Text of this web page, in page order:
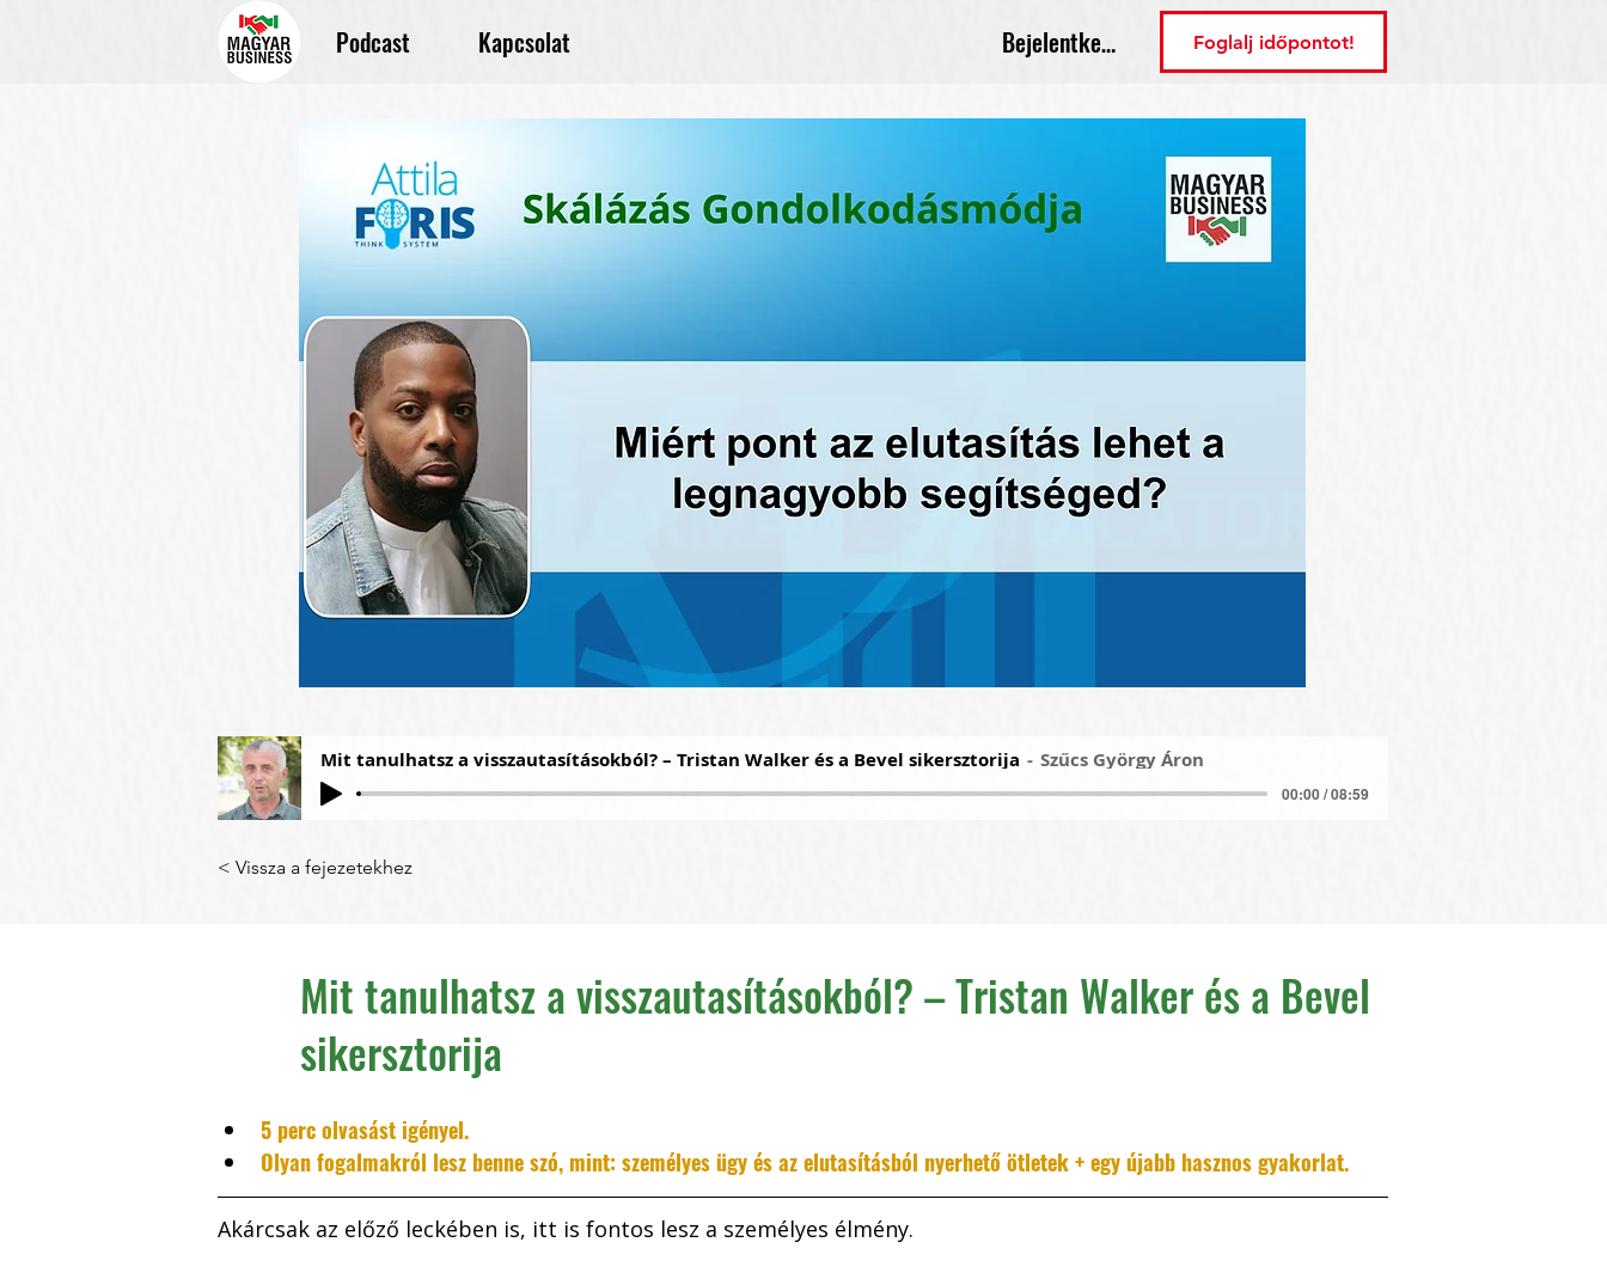
Podcast Kapcsolat Bejelentkezés Foglalj időpontot!
Mit tanulhatsz a visszautasításokból? – Tristan Walker és a Bevel sikersztorija Szűcs György Áron
00:00 / 08:59
< Vissza a fejezetekhez
Mit tanulhatsz a visszautasításokból? – Tristan Walker és a Bevel
sikersztorija
5 perc olvasást igényel.
Olyan fogalmakról lesz benne szó, mint: személyes ügy és az elutasításból nyerhető ötletek + egy újabb hasznos gyakorlat.
Akárcsak az előző leckében is, itt is fontos lesz a személyes élmény.